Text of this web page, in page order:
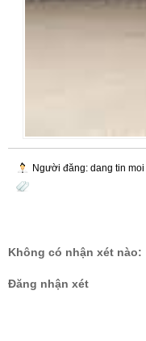
Người đăng: dang tin moi
Không có nhận xét nào:
Đăng nhận xét